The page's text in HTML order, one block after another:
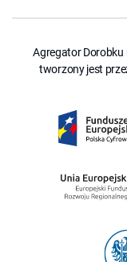
Agregator Dorobku
tworzony jest